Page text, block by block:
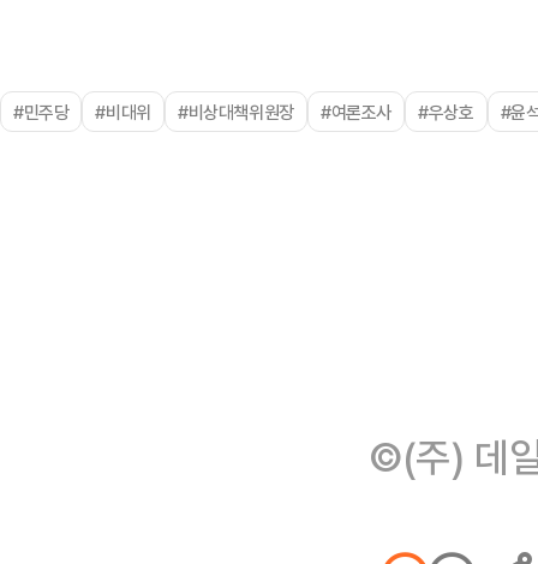
#민주당 #비대위 #비상대책위원장 #여론조사 #우상호 #윤
©(주) 데